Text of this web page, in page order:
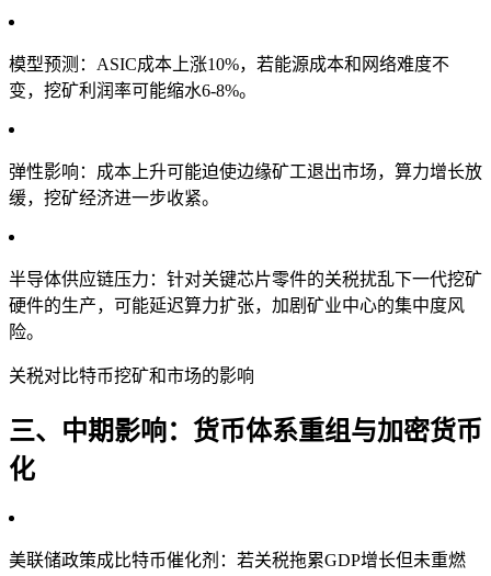
模型预测：ASIC成本上涨10%，若能源成本和网络难度不
变，挖矿利润率可能缩水6-8%。
弹性影响：成本上升可能迫使边缘矿工退出市场，算力增长放
缓，挖矿经济进一步收紧。
半导体供应链压力：针对关键芯片零件的关税扰乱下一代挖矿
硬件的生产，可能延迟算力扩张，加剧矿业中心的集中度风
险。
关税对比特币挖矿和市场的影响
三、中期影响：货币体系重组与加密货币
化
美联储政策成比特币催化剂：若关税拖累GDP增长但未重燃